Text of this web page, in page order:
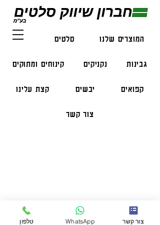
המוצרים שלנו סלטים דגים
גבינות נקניקים קינוחים ומתוקים
קפואים יבשים קצת עלינו
צור קשר
הזמנות בווצאפ:
050-47-57-365
051-296-2006
טלפון WhatsApp צור קשר